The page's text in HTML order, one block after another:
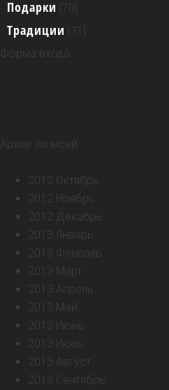
Подарки [70]
Традиции [31]
Форма входа
Архив записей
2012 Октябрь
2012 Ноябрь
2012 Декабрь
2013 Январь
2013 Февраль
2013 Март
2013 Апрель
2013 Май
2013 Июнь
2013 Июль
2013 Август
2013 Сентябрь